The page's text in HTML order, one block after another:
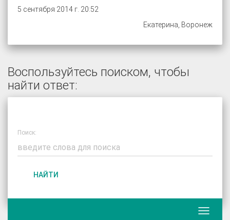
5 сентября 2014 г. 20:52
Екатерина, Воронеж
Воспользуйтесь поиском, чтобы
найти ответ:
Поиск:
НАЙТИ